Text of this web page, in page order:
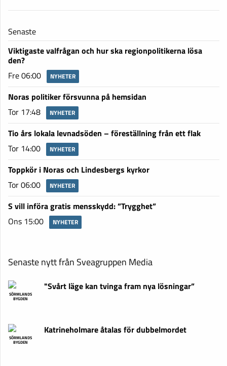
Senaste
Viktigaste valfrågan och hur ska regionpolitikerna lösa
den?
Fre 06:00
NYHETER
Noras politiker försvunna på hemsidan
Tor 17:48
NYHETER
Tio års lokala levnadsöden – föreställning från ett flak
Tor 14:00
NYHETER
Toppkör i Noras och Lindesbergs kyrkor
Tor 06:00
NYHETER
S vill införa gratis mensskydd: ”Trygghet”
Ons 15:00
NYHETER
Senaste nytt från Sveagruppen Media
SÖRMLANDS
BYGDEN
"Svårt läge kan tvinga fram nya lösningar”
SÖRMLANDS
BYGDEN
Katrineholmare åtalas för dubbelmordet